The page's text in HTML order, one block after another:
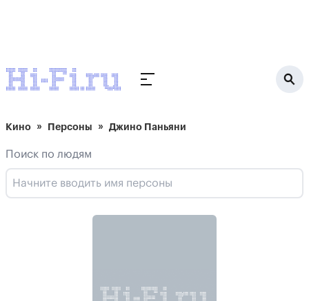
Кино Персоны Джино Паньяни
Поиск по людям